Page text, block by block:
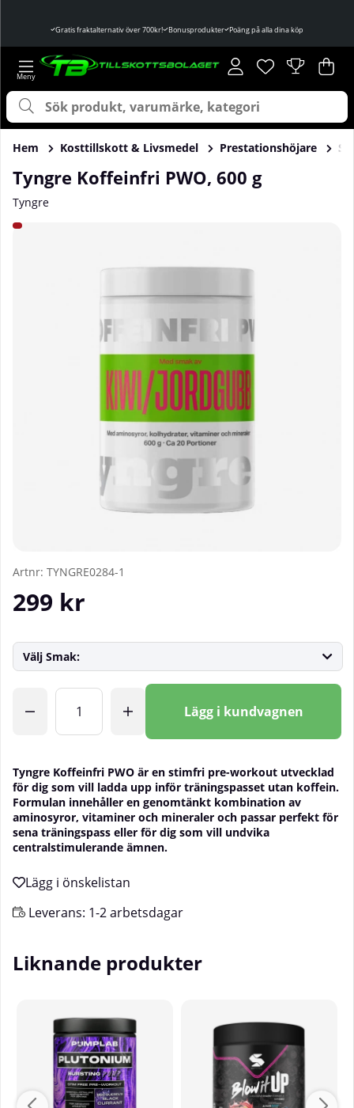
Gratis fraktalternativ över 700kr! Bonusprodukter Poäng på alla dina köp
Önskelista
Antal i
. .
Hem Kosttillskott & Livsmedel Prestationshöjare
Tyngre Koffeinfri PWO, 600 g
Tyngre
Produktbilder Tyngre Koffeinfri PWO, 600 g
Artnr: TYNGRE0284-1
299 kr
Välj Smak:
Lägg i kundvagnen
Tyngre Koffeinfri PWO är en stimfri pre-workout utvecklad
för dig som vill ladda upp inför träningspasset utan koffein.
Formulan innehåller en genomtänkt kombination av
aminosyror, vitaminer och mineraler och passar perfekt för
sena träningspass eller för dig som vill undvika
centralstimulerande ämnen.
Leverans: 1-2 arbetsdagar
Liknande produkter